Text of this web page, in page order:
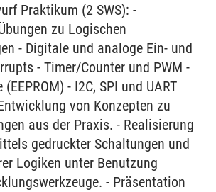
Praktikum (2 SWS): -
zu Logischen
- Digitale und analoge Ein- und
- Timer/Counter und PWM -
- I2C, SPI und UART
von Konzepten zu
aus der Praxis. - Realisierung
gedruckter Schaltungen und
Logiken unter Benutzung
- Präsentation